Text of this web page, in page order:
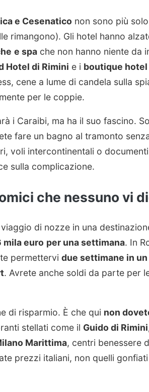
e Cesenatico non sono più
rimangono). Gli hotel hanno
e spache non hanno niente da
Hotel di Rimini e i boutique hotel
cene a lume di candela sulla
per le coppie.
i Caraibi, ma ha il suo fascino.
fare un bagno al tramonto
voli intercontinentali o
sulla complicazione.
che nessuno vi
di nozze in una
mila euro per una settimana. In
permettervi due settimane in
. Avrete anche soldi da parte per
di risparmio. È che qui non
stellati come il Guido di Rimini
Marittima, centri benessere
prezzi italiani, non quelli